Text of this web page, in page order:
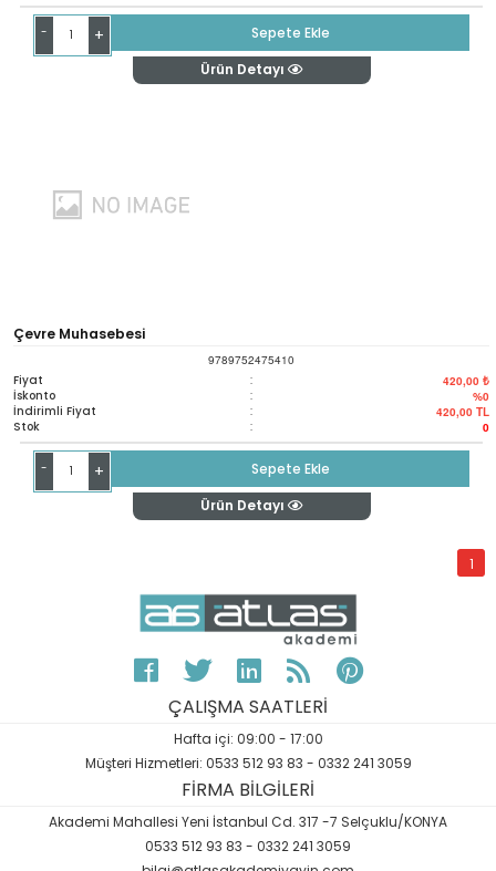
- +
Sepete Ekle
Ürün Detayı
Çevre Muhasebesi
9789752475410
Fiyat : 420,00 ₺
İskonto : %0
İndirimli Fiyat : 420,00 TL
Stok : 0
- +
Sepete Ekle
Ürün Detayı
1
ÇALIŞMA SAATLERİ
Hafta içi: 09:00 - 17:00
Müşteri Hizmetleri: 0533 512 93 83 - 0332 241 3059
FİRMA BİLGİLERİ
Akademi Mahallesi Yeni İstanbul Cd. 317 -7 Selçuklu/KONYA
0533 512 93 83 - 0332 241 3059